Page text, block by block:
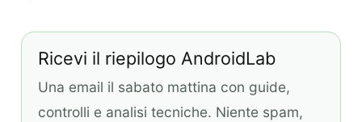
Ricevi il riepilogo AndroidLab
Una email il sabato mattina con guide,
controlli e analisi tecniche. Niente spam,